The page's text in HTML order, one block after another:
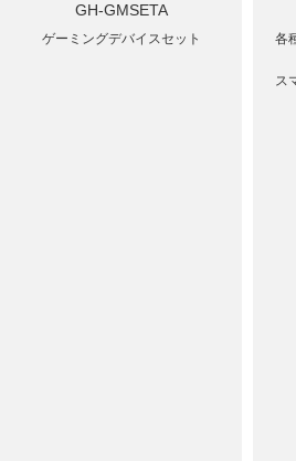
GH-GMSETA
ゲーミングデバイスセット
各
ス